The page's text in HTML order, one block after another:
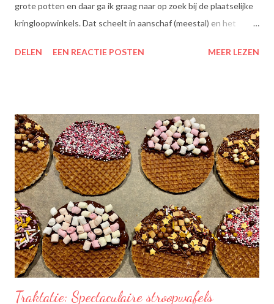
grote potten en daar ga ik graag naar op zoek bij de plaatselijke
kringloopwinkels. Dat scheelt in aanschaf (meestal) en het
voor onze planeet, nietwaar?
DELEN EEN REACTIE POSTEN MEER LEZEN
Traktatie: Spectaculaire stroopwafels